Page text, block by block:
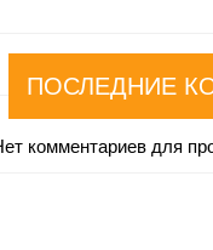
ПОСЛЕДНИЕ
комментариев для